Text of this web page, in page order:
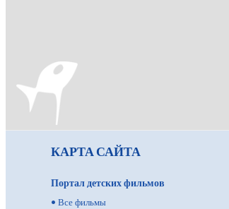
КАРТА САЙТА
Портал детских фильмов
• Все фильмы